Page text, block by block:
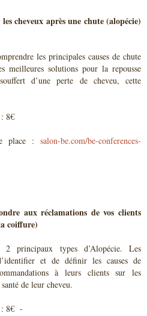
cheveux après une chute (alopécie)
les principales causes de chute
meilleures solutions pour la repousse
d’une perte de cheveu, cette
: 8€
place : salon-be.com/be-conferences-
aux réclamations de vos clients
coiffure)
2 principaux types d’Alopécie. Les
et de définir les causes de
à leurs clients sur les
de leur cheveu.
: 8€ -